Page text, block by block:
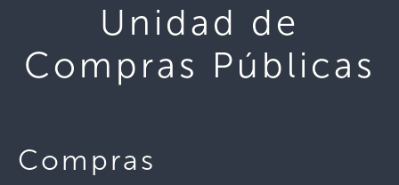
Unidad de
Compras Públicas
Compras